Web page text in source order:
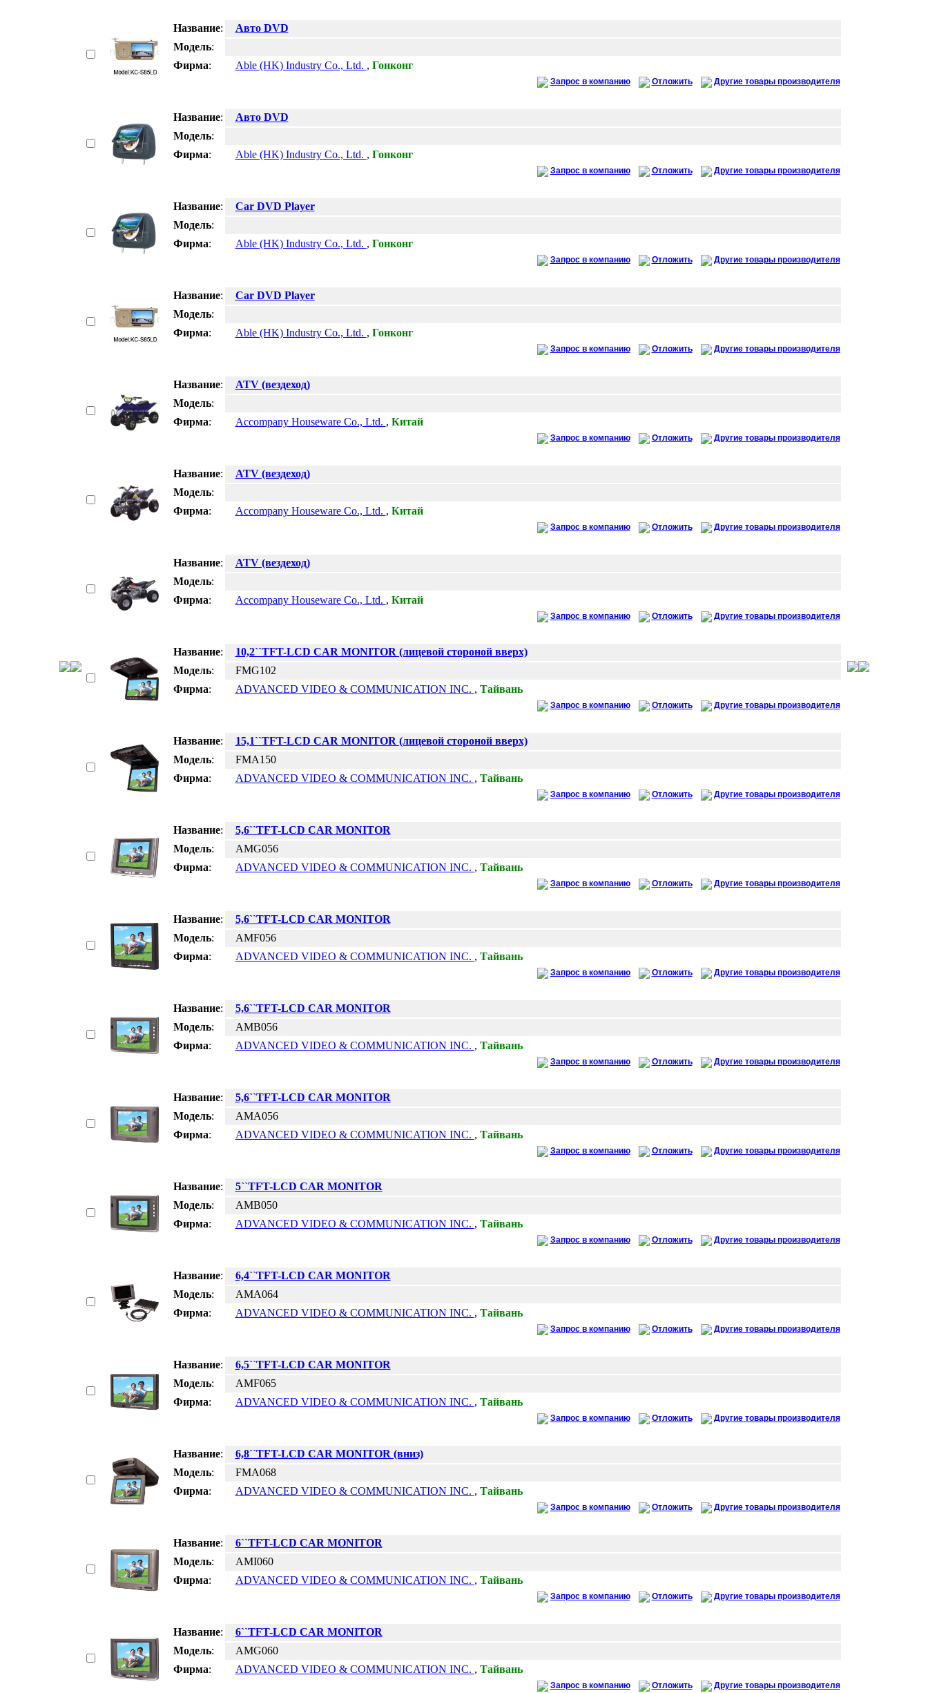
Название:
Авто DVD
Модель:
Фирма: Able (HK) Industry Co., Ltd. , Гонконг
Запрос в компанию Отложить Другие товары производителя
Название:
Авто DVD
Модель:
Фирма: Able (HK) Industry Co., Ltd. , Гонконг
Запрос в компанию Отложить Другие товары производителя
Название:
Car DVD Player
Модель:
Фирма: Able (HK) Industry Co., Ltd. , Гонконг
Запрос в компанию Отложить Другие товары производителя
Название:
Car DVD Player
Модель:
Фирма: Able (HK) Industry Co., Ltd. , Гонконг
Запрос в компанию Отложить Другие товары производителя
Название:
ATV (вездеход)
Модель:
Фирма: Accompany Houseware Co., Ltd. , Китай
Запрос в компанию Отложить Другие товары производителя
Название:
ATV (вездеход)
Модель:
Фирма: Accompany Houseware Co., Ltd. , Китай
Запрос в компанию Отложить Другие товары производителя
Название:
ATV (вездеход)
Модель:
Фирма: Accompany Houseware Co., Ltd. , Китай
Запрос в компанию Отложить Другие товары производителя
Название:
10,2``TFT-LCD CAR MONITOR (лицевой стороной вверх)
Модель:
FMG102
Фирма: ADVANCED VIDEO & COMMUNICATION INC. , Тайвань
Запрос в компанию Отложить Другие товары производителя
Название:
15,1``TFT-LCD CAR MONITOR (лицевой стороной вверх)
Модель:
FMA150
Фирма: ADVANCED VIDEO & COMMUNICATION INC. , Тайвань
Запрос в компанию Отложить Другие товары производителя
Название:
5,6``TFT-LCD CAR MONITOR
Модель:
AMG056
Фирма: ADVANCED VIDEO & COMMUNICATION INC. , Тайвань
Запрос в компанию Отложить Другие товары производителя
Название:
5,6``TFT-LCD CAR MONITOR
Модель:
AMF056
Фирма: ADVANCED VIDEO & COMMUNICATION INC. , Тайвань
Запрос в компанию Отложить Другие товары производителя
Название:
5,6``TFT-LCD CAR MONITOR
Модель:
AMB056
Фирма: ADVANCED VIDEO & COMMUNICATION INC. , Тайвань
Запрос в компанию Отложить Другие товары производителя
Название:
5,6``TFT-LCD CAR MONITOR
Модель:
AMA056
Фирма: ADVANCED VIDEO & COMMUNICATION INC. , Тайвань
Запрос в компанию Отложить Другие товары производителя
Название:
5``TFT-LCD CAR MONITOR
Модель:
AMB050
Фирма: ADVANCED VIDEO & COMMUNICATION INC. , Тайвань
Запрос в компанию Отложить Другие товары производителя
Название:
6,4``TFT-LCD CAR MONITOR
Модель:
AMA064
Фирма: ADVANCED VIDEO & COMMUNICATION INC. , Тайвань
Запрос в компанию Отложить Другие товары производителя
Название:
6,5``TFT-LCD CAR MONITOR
Модель:
AMF065
Фирма: ADVANCED VIDEO & COMMUNICATION INC. , Тайвань
Запрос в компанию Отложить Другие товары производителя
Название:
6,8``TFT-LCD CAR MONITOR (вниз)
Модель:
FMA068
Фирма: ADVANCED VIDEO & COMMUNICATION INC. , Тайвань
Запрос в компанию Отложить Другие товары производителя
Название:
6``TFT-LCD CAR MONITOR
Модель:
AMI060
Фирма: ADVANCED VIDEO & COMMUNICATION INC. , Тайвань
Запрос в компанию Отложить Другие товары производителя
Название:
6``TFT-LCD CAR MONITOR
Модель:
AMG060
Фирма: ADVANCED VIDEO & COMMUNICATION INC. , Тайвань
Запрос в компанию Отложить Другие товары производителя